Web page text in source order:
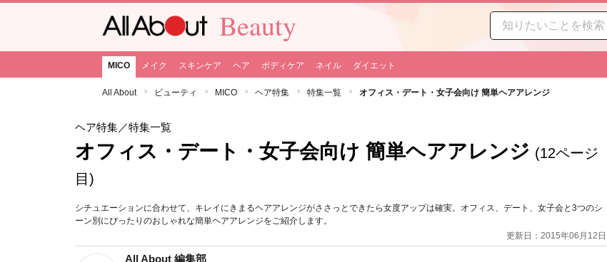
Beauty
MICO メイク スキンケア ヘア ボディケア ネイル ダイエット
All About ビューティ MICO ヘア特集 特集一覧 オフィス・デート・女子会向け 簡単ヘアアレンジ
ヘア特集／特集一覧
オフィス・デート・女子会向け 簡単ヘアアレンジ (12ページ
目)
シチュエーションに合わせて、キレイにきまるヘアアレンジがささっとできたら女度アップは確実。オフィス、デート、女子会と3つのシ
ーン別にぴったりのおしゃれな簡単ヘアアレンジをご紹介します。
更新日：2015年06月12日
All About 編集部